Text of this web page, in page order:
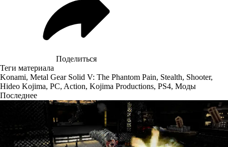
Поделиться
Теги материала
Konami, Metal Gear Solid V: The Phantom Pain, Stealth, Shooter,
Hideo Kojima, PC, Action, Kojima Productions, PS4, Моды
Последнее